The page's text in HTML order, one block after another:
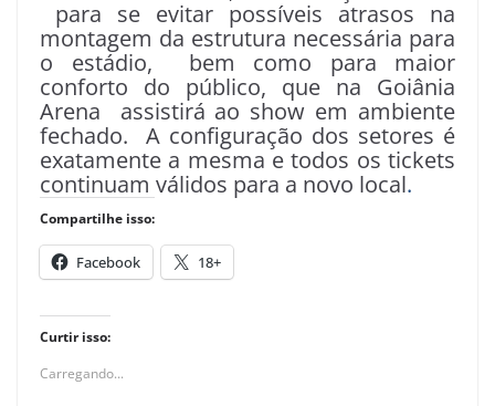
para se evitar possíveis atrasos na
montagem da estrutura necessária para
o estádio, bem como para maior
conforto do público, que na Goiânia
Arena assistirá ao show em ambiente
fechado. A configuração dos setores é
exatamente a mesma e todos os tickets
continuam válidos para a novo local.
Compartilhe isso:
Facebook 18+
Curtir isso:
Carregando...